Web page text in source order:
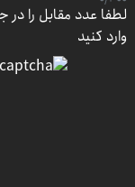
لطفا عدد مقابل را در
وارد کنید